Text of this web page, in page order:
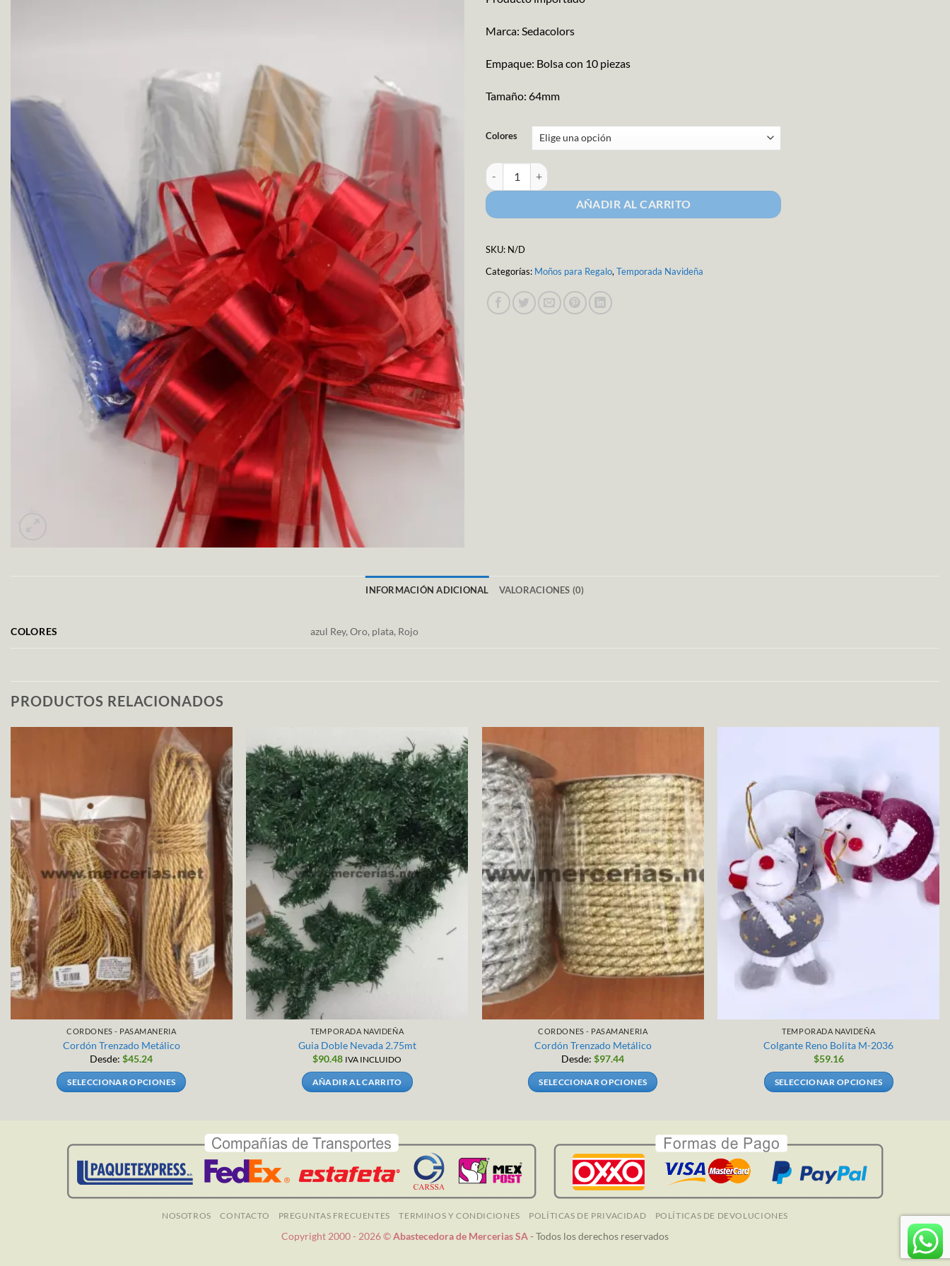
Marca: Sedacolors
Empaque: Bolsa con 10 piezas
Tamaño: 64mm
Colores
Moño Organza Gigante Mate Metálico cantidad
AÑADIR AL CARRITO
SKU: N/D
Categorías: Moños para Regalo,Temporada Navideña
INFORMACIÓN ADICIONAL VALORACIONES (0)
COLORES azul Rey, Oro, plata, Rojo
PRODUCTOS RELACIONADOS
CORDONES - PASAMANERIA
Cordón Trenzado Metálico
Desde:$45.24
SELECCIONAR OPCIONES
múltiples
variantes.
Las
opciones
TEMPORADA NAVIDEÑA
Guia Doble Nevada 2.75mt
$90.48 IVA INCLUIDO
AÑADIR AL CARRITO
CORDONES - PASAMANERIA
Cordón Trenzado Metálico
Desde:$97.44
SELECCIONAR OPCIONES
múltiples
variantes.
Las
opciones
se
pueden
TEMPORADA NAVIDEÑA
Colgante Reno Bolita M-2036
$59.16
SELECCIONAR OPCIONES
múltiples
variantes.
Las
opciones
NOSOTROS CONTACTO PREGUNTAS FRECUENTES TERMINOS Y CONDICIONES POLÍTICAS DE PRIVACIDAD POLÍTICAS DE DEVOLUCIONES
Copyright 2000 - 2026 ©Abastecedora de Mercerias SA -Todos los derechos reservados